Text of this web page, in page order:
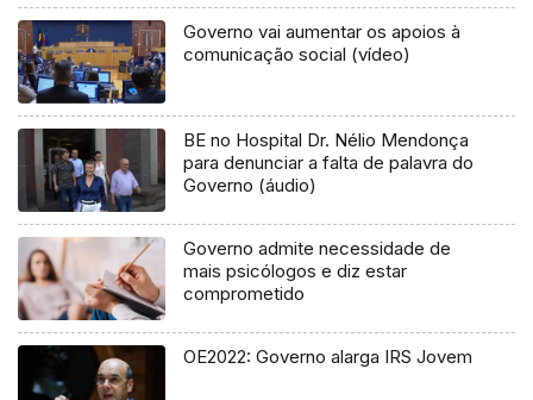
Governo vai aumentar os apoios à
comunicação social (vídeo)
BE no Hospital Dr. Nélio Mendonça
para denunciar a falta de palavra do
Governo (áudio)
Governo admite necessidade de
mais psicólogos e diz estar
comprometido
OE2022: Governo alarga IRS Jovem